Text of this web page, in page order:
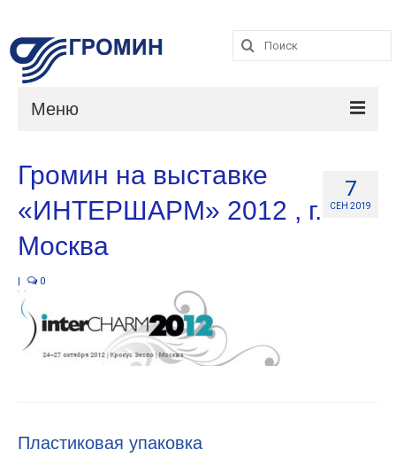
Поиск:
Меню
7
СЕН 2019
Громин на выставке
«ИНТЕРШАРМ» 2012 , г.
Москва
0
Пластиковая упаковка